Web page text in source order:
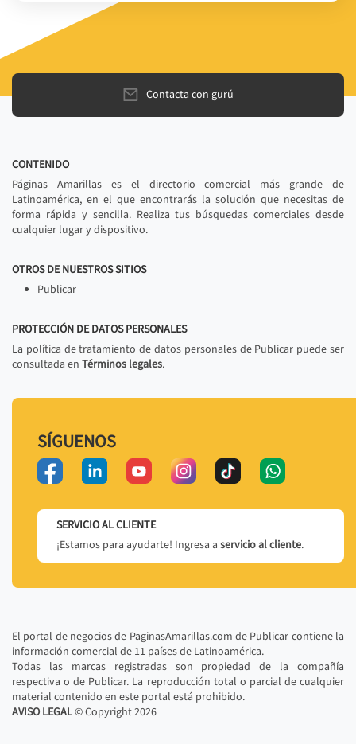
Contacta con gurú
CONTENIDO
Páginas Amarillas es el directorio comercial más grande de
Latinoamérica, en el que encontrarás la solución que necesitas de
forma rápida y sencilla. Realiza tus búsquedas comerciales desde
cualquier lugar y dispositivo.
OTROS DE NUESTROS SITIOS
Publicar
PROTECCIÓN DE DATOS PERSONALES
La política de tratamiento de datos personales de Publicar puede ser
consultada en Términos legales.
SÍGUENOS
SERVICIO AL CLIENTE
¡Estamos para ayudarte! Ingresa a servicio al cliente.
El portal de negocios de PaginasAmarillas.com de Publicar contiene la
información comercial de 11 países de Latinoamérica.
Todas las marcas registradas son propiedad de la compañía
respectiva o de Publicar. La reproducción total o parcial de cualquier
material contenido en este portal está prohibido.
AVISO LEGAL© Copyright2026